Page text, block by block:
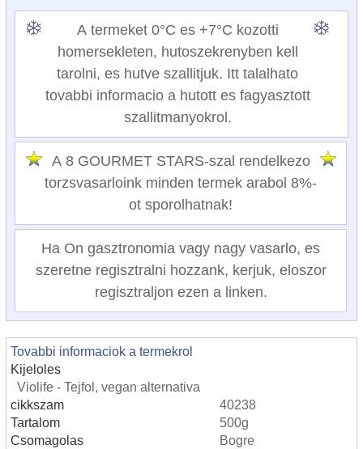
A termeket 0°C es +7°C kozotti
homersekleten, hutoszekrenyben kell
tarolni, es hutve szallitjuk. Itt talalhato
tovabbi informacio a hutott es fagyasztott
szallitmanyokrol.
A 8 GOURMET STARS-szal rendelkezo
torzsvasarloink minden termek arabol 8%-
ot sporolhatnak!
Ha On gasztronomia vagy nagy vasarlo, es
szeretne regisztralni hozzank, kerjuk, eloszor
regisztraljon ezen a linken.
Tovabbi informaciok a termekrol
Kijeloles
Violife - Tejfol, vegan alternativa
cikkszam
40238
Tartalom
500g
Csomagolas
Bogre